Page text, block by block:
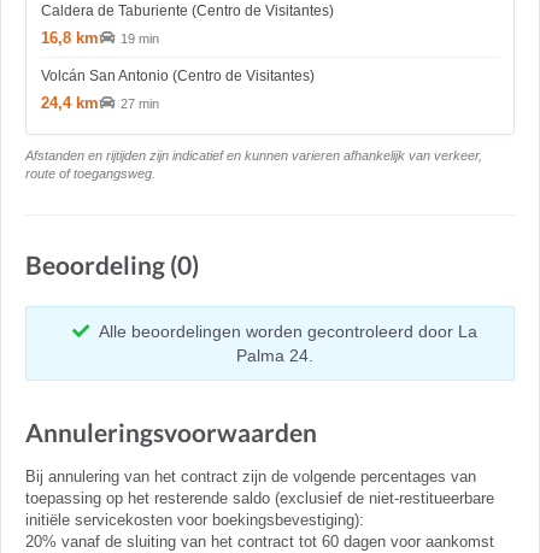
Caldera de Taburiente (Centro de Visitantes)
16,8 km 19 min
Volcán San Antonio (Centro de Visitantes)
24,4 km 27 min
Afstanden en rijtijden zijn indicatief en kunnen varieren afhankelijk van verkeer,
route of toegangsweg.
Beoordeling (0)
Alle beoordelingen worden gecontroleerd door La
Palma 24.
Annuleringsvoorwaarden
Bij annulering van het contract zijn de volgende percentages van
toepassing op het resterende saldo (exclusief de niet-restitueerbare
initiële servicekosten voor boekingsbevestiging):
20% vanaf de sluiting van het contract tot 60 dagen voor aankomst